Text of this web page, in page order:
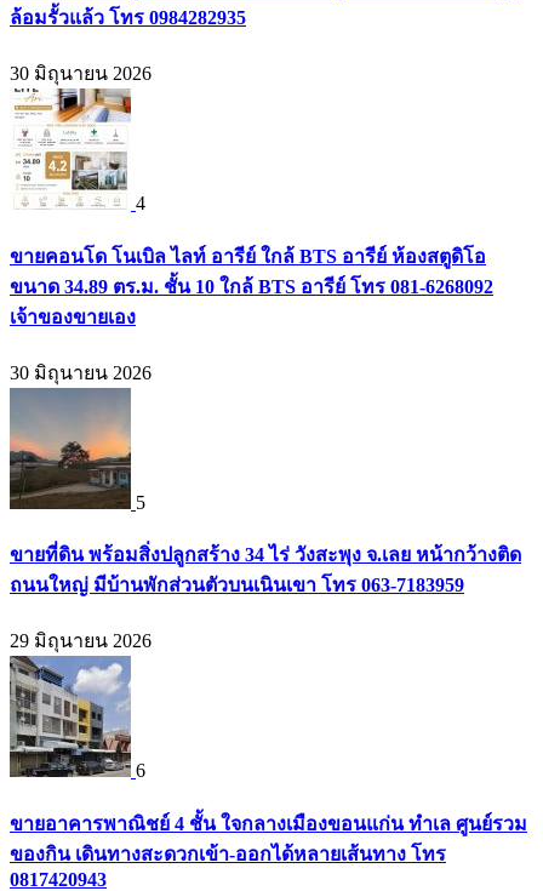
ล้อมรั้วแล้ว โทร 0984282935
30 มิถุนายน 2026
4
ขายคอนโด โนเบิล ไลท์ อารีย์ ใกล้ BTS อารีย์ ห้องสตูดิโอ
ขนาด 34.89 ตร.ม. ชั้น 10 ใกล้ BTS อารีย์ โทร 081-6268092
เจ้าของขายเอง
30 มิถุนายน 2026
5
ขายที่ดิน พร้อมสิ่งปลูกสร้าง 34 ไร่ วังสะพุง จ.เลย หน้ากว้างติด
ถนนใหญ่ มีบ้านพักส่วนตัวบนเนินเขา โทร 063-7183959
29 มิถุนายน 2026
6
ขายอาคารพาณิชย์ 4 ชั้น ใจกลางเมืองขอนแก่น ทำเล ศูนย์รวม
ของกิน เดินทางสะดวกเข้า-ออกได้หลายเส้นทาง โทร
0817420943